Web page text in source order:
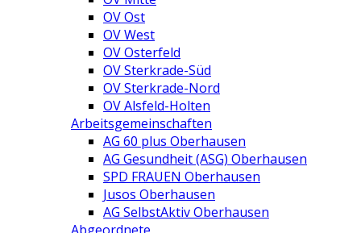
OV Ost
OV West
OV Osterfeld
OV Sterkrade-Süd
OV Sterkrade-Nord
OV Alsfeld-Holten
Arbeitsgemeinschaften
AG 60 plus Oberhausen
AG Gesundheit (ASG) Oberhausen
SPD FRAUEN Oberhausen
Jusos Oberhausen
AG SelbstAktiv Oberhausen